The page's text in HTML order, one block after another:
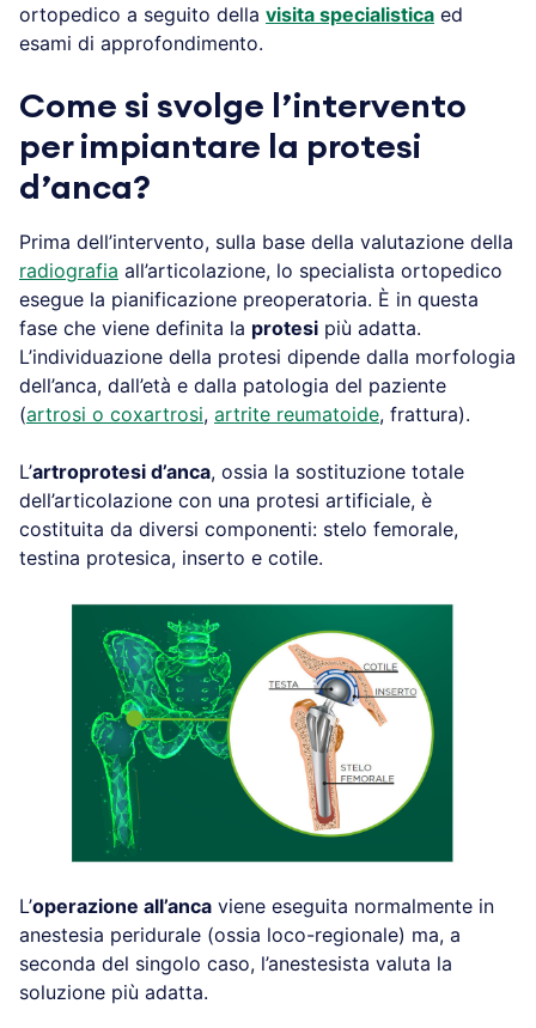
ortopedico a seguito della visita specialistica ed
esami di approfondimento.
Come si svolge l’intervento
per impiantare la protesi
d’anca?
Prima dell’intervento, sulla base della valutazione della
radiografia all’articolazione, lo specialista ortopedico
esegue la pianificazione preoperatoria. È in questa
fase che viene definita la protesi più adatta.
L’individuazione della protesi dipende dalla morfologia
dell’anca, dall’età e dalla patologia del paziente
(artrosi o coxartrosi, artrite reumatoide, frattura).
L’artroprotesi d’anca, ossia la sostituzione totale
dell’articolazione con una protesi artificiale, è
costituita da diversi componenti: stelo femorale,
testina protesica, inserto e cotile.
L’operazione all’anca viene eseguita normalmente in
anestesia peridurale (ossia loco-regionale) ma, a
seconda del singolo caso, l’anestesista valuta la
soluzione più adatta.